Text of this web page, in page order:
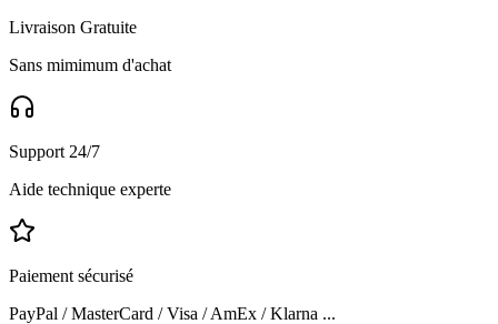
Livraison Gratuite
Sans mimimum d'achat
Support 24/7
Aide technique experte
Paiement sécurisé
PayPal / MasterCard / Visa / AmEx / Klarna ...